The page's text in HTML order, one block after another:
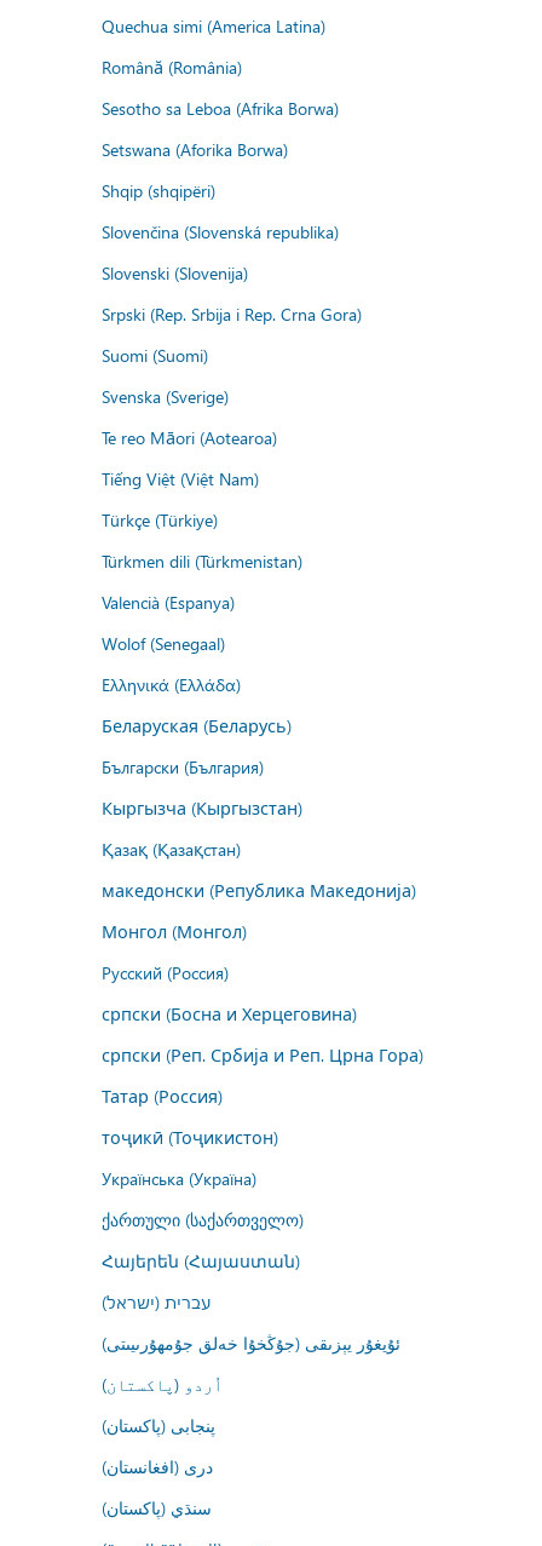
Quechua simi (America Latina)
Română (România)
Sesotho sa Leboa (Afrika Borwa)
Setswana (Aforika Borwa)
Shqip (shqipëri)
Slovenčina (Slovenská republika)
Slovenski (Slovenija)
Srpski (Rep. Srbija i Rep. Crna Gora)
Suomi (Suomi)
Svenska (Sverige)
Te reo Māori (Aotearoa)
Tiếng Việt (Việt Nam)
Türkçe (Türkiye)
Türkmen dili (Türkmenistan)
Valencià (Espanya)
Wolof (Senegaal)
Ελληνικά (Ελλάδα)
Беларуская (Беларусь)
Български (България)
Кыргызча (Кыргызстан)
Қазақ (Қазақстан)
македонски (Република Македонија)
Монгол (Монгол)
Русский (Россия)
српски (Босна и Херцеговина)
српски (Реп. Србија и Реп. Црна Гора)
Татар (Россия)
тоҷикӣ (Тоҷикистон)
Українська (Україна)
ქართული (საქართველო)
Հայերեն (Հայաստան)
עברית (ישראל)
ئۇيغۇر يېزىقى (جۇڭخۇا خەلق جۇمھۇرىيىتى)
اُردو (پاکستان)
پنجابی (پاکستان)
درى (افغانستان)
سنڌي (پاکستان)